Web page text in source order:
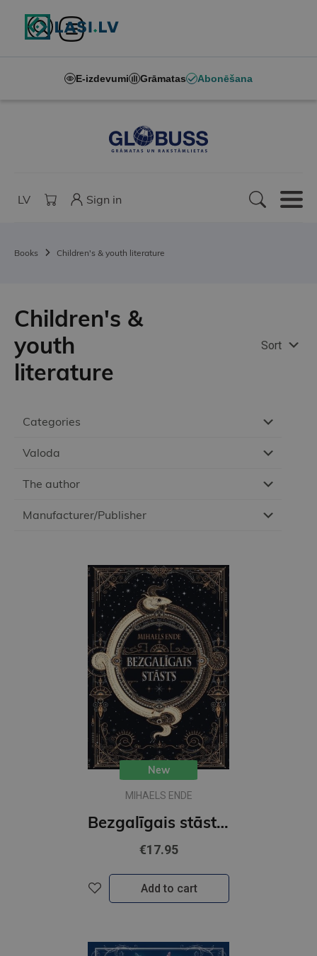
E-izdevumi Grāmatas Abonēšana
LV Sign in
Books Children's & youth literature
Categories
Valoda
The author
Manufacturer/Publisher
Children's &
youth
literature
Sort
New
MIHAELS ENDE
Bezgalīgais stāsts (MV)
€17.95
Add to cart